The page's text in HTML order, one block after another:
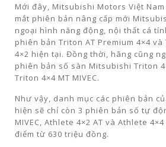
Mới đây, Mitsubishi Motors Việt
mắt phiên bản nâng cấp mới
ngoại hình năng động, nội thất cá
phiên bản Triton AT Premium 4×4 và
4×2 hiện tại. Đồng thời, hãng cũng
phiên bản số sàn Mitsubishi Triton
Triton 4×4 MT MIVEC.
Như vậy, danh mục các phiên bản
hiện sẽ chỉ còn 3 phiên bản số tự
MIVEC, Athlete 4×2 AT và Athlete
điểm từ 630 triệu đồng.